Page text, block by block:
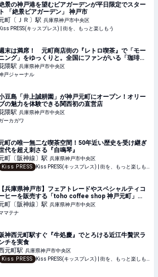
景の神戸港を望むビアガーデンが平日限定でスター
ト 「絶景ビアガーデン」 神戸市
町〔ＪＲ〕駅 兵庫県神戸市中央区
Kiss PRESS(キッスプレス) | 街を、もっと楽しもう
末は満席！ 元町商店街の『レトロ喫茶』で「モー
ング」をゆっくりと。全国にファンがいる「珈琲」
贅沢に | 神戸ジャーナル
隈駅 兵庫県神戸市中央区
戸ジャーナル
豆島「井上誠耕園」が神戸元町にオープン！オリー
の魅力を体験できる関西初の直営店
隈駅 兵庫県神戸市中央区
ーカガワ
町の唯一無二な喫茶空間！50年近い歴史を受け継ぎ
代を超え刺さる『自鳴琴』
町〔阪神線〕駅 兵庫県神戸市中央区
Kiss PRESS
【兵庫県神戸市】フェアトレードやスペシャルティコ
ヒーを販売する「toho coffee shop 神戸元町」
| ママテナ
町〔阪神線〕駅 兵庫県神戸市中央区
マテナ
阪神西元町駅すぐ『牛処慶』でとろける近江牛贅沢ラ
チを実食
元町駅 兵庫県神戸市中央区
Kiss PRESS